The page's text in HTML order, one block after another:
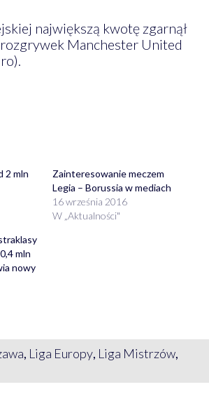
największą kwotę zgarnął
Manchester United
2 mln
Zainteresowanie meczem
Legia – Borussia w mediach
16 września 2016
W „Aktualności"
mln
nowy
, Liga Europy, Liga Mistrzów,